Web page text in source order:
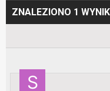
ZNALEZIONO 1 WYNIK